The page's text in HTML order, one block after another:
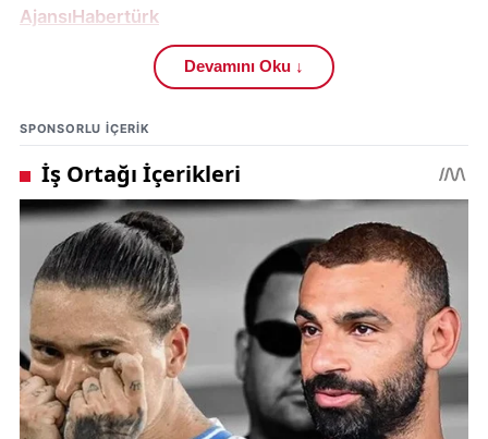
AjansıHabertürk
Film, Mustafa Kemal Atatürk’ünErzurum’dan Sivas’a
Sivas’ta geçen 108 günve4–11 Eylül
1919tarihlerinde gerçekleştirilen Sivas Kongresi’nin
tarihsel önemini kısa bir anlatıda birleştiriyor.
Kurgunun hedefi; Millî Mücadele’nin şanlı hatırasını
gelecek nesillere aktarmak ve yapay zekâ
teknolojilerininkültürel mirasın görünür kılınmasında
nasıl bir araç olabileceğini göstermek.Anadolu
Ajansı
Sivas Kongresi, Erzurum Kongresi’nde kabul edilen
ilkeleri tüm millete teşmil ederek ulusal ölçekte bir
çerçeveye taşıması ve “manda ve himaye kabul
Devamını Oku ↓
SPONSORLU IÇERIK